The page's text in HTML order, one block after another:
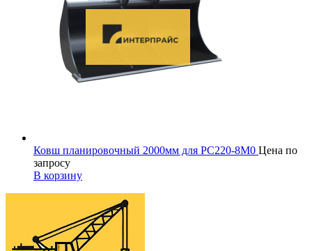
Ковш планировочный 2000мм для PC220-8M0 Цена по
запросу
В корзину